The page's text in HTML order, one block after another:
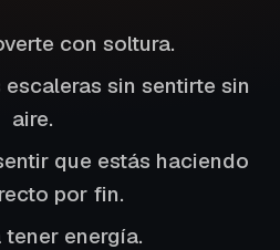
con soltura.
sin sentirte sin
aire.
que estás haciendo
por fin.
tener energía.